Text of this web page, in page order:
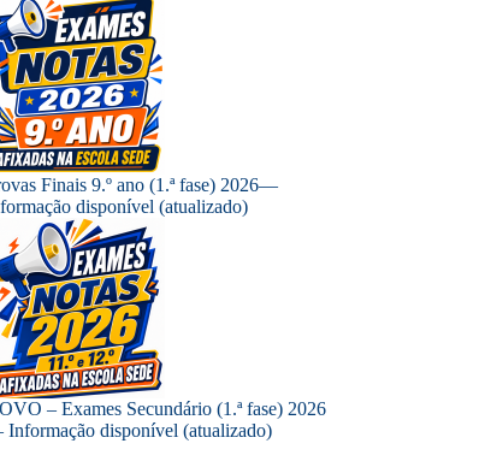
Finais 9.º ano (1.ª fase) 2026—
disponível (atualizado)
– Exames Secundário (1.ª fase) 2026
disponível (atualizado)